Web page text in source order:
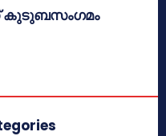
കുടുബസംഗമം